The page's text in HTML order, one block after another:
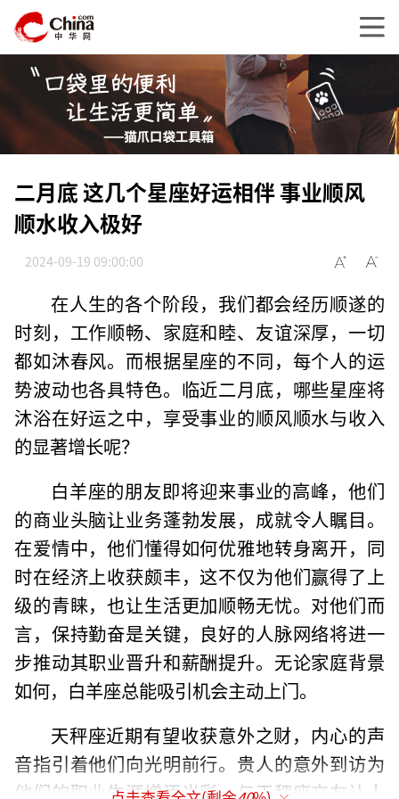
二月底 这几个星座好运相伴 事业顺风
顺水收入极好
2024-09-19 09:00:00
在人生的各个阶段，我们都会经历顺遂的
时刻，工作顺畅、家庭和睦、友谊深厚，一切
都如沐春风。而根据星座的不同，每个人的运
势波动也各具特色。临近二月底，哪些星座将
沐浴在好运之中，享受事业的顺风顺水与收入
的显著增长呢？
白羊座的朋友即将迎来事业的高峰，他们
的商业头脑让业务蓬勃发展，成就令人瞩目。
在爱情中，他们懂得如何优雅地转身离开，同
时在经济上收获颇丰，这不仅为他们赢得了上
级的青睐，也让生活更加顺畅无忧。对他们而
言，保持勤奋是关键，良好的人脉网络将进一
步推动其职业晋升和薪酬提升。无论家庭背景
如何，白羊座总能吸引机会主动上门。
天秤座近期有望收获意外之财，内心的声
音指引着他们向光明前行。贵人的意外到访为
他们的职业生涯增添光彩，与天秤座交友让人